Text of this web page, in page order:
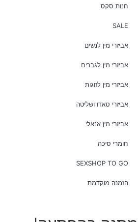
חנות סקס
SALE
אביזרי מין לנשים
אביזרי מין לגברים
אביזרי מין לזוגות
אביזרי סאדו ושליטה
אביזרי מין אנאלי
חומרי סיכה
SEXSHOP TO GO
הזמנה מוקדמת